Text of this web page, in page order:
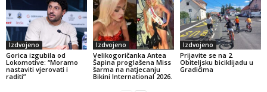
Izdvojeno
Gorica izgubila od
Lokomotive: “Moramo
nastaviti vjerovati i
raditi”
Izdvojeno
Velikogoričanka Antea
Šapina proglašena Miss
šarma na natjecanju
Bikini International 2026.
Izdvojeno
Prijavite se na 2.
Obiteljsku biciklijadu u
Gradićima